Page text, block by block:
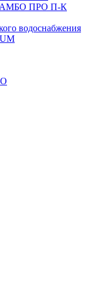
ПРО П-К
водоснабжения